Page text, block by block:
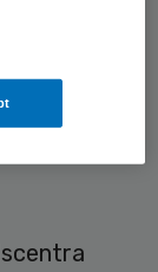
Arts en
en